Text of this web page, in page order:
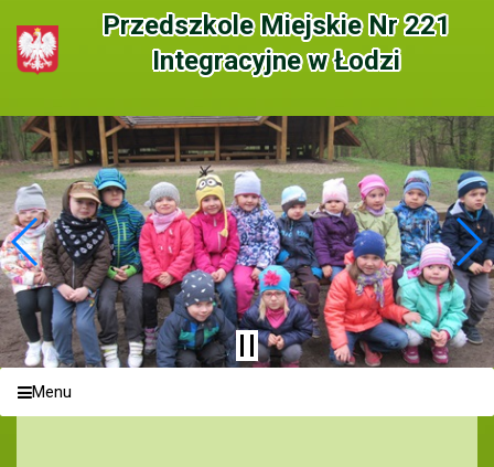
Przedszkole Miejskie Nr 221
Integracyjne w Łodzi
Menu